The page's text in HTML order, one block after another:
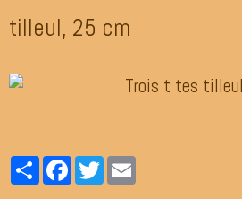
tilleul, 25 cm
PartagerFacebook
Twitter